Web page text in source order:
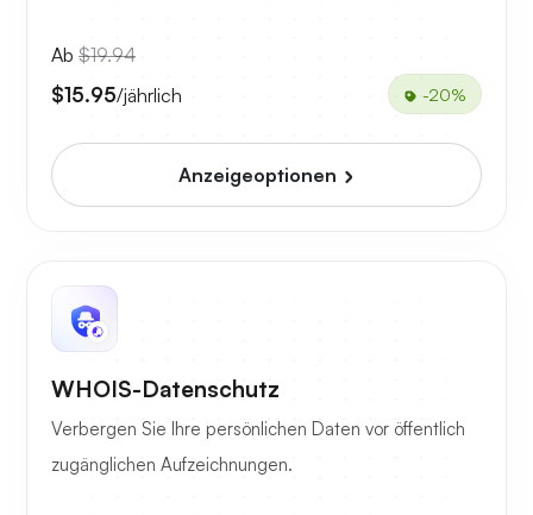
Ab $19.94
$15.95/jährlich -20%
Anzeigeoptionen
WHOIS-Datenschutz
Verbergen Sie Ihre persönlichen Daten vor öffentlich
zugänglichen Aufzeichnungen.